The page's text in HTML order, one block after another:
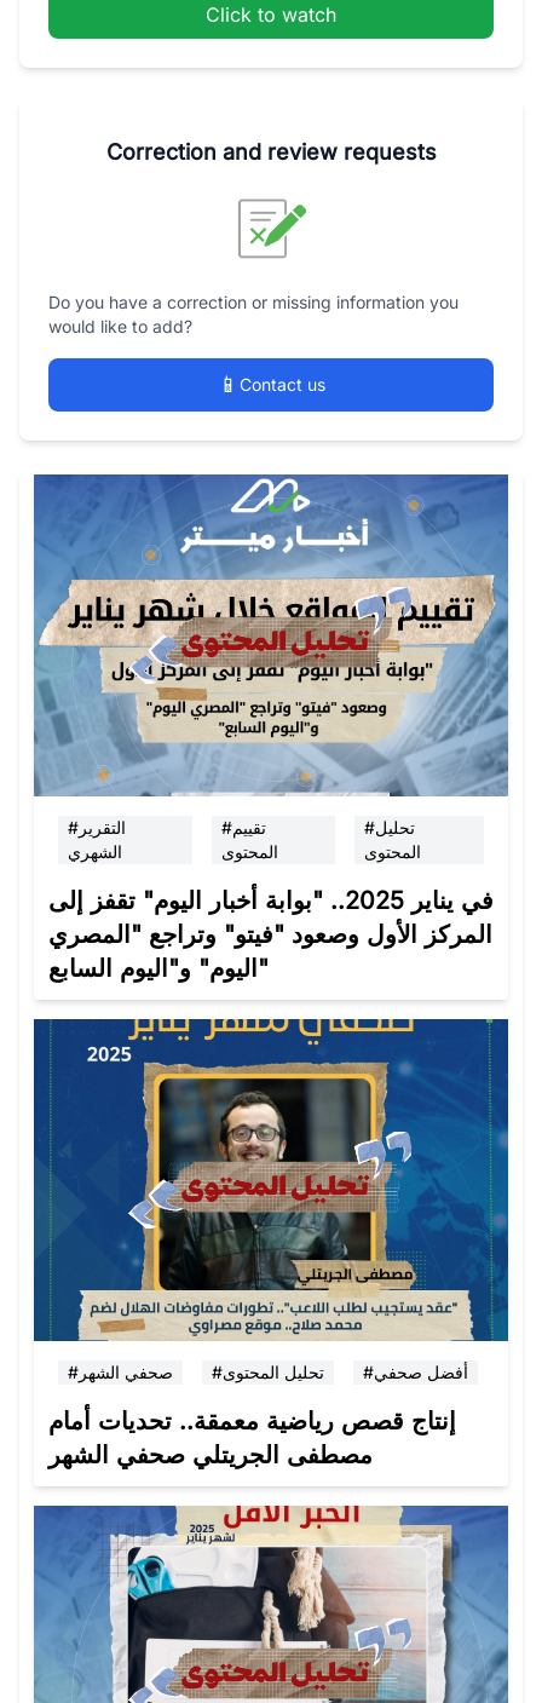
Click to watch
Correction and review requests
Do you have a correction or missing information you
would like to add?
📱 Contact us
#التقرير
الشهري
#تقييم
المحتوى
#تحليل
المحتوى
في يناير 2025.. "بوابة أخبار اليوم" تقفز إلى
المركز الأول وصعود "فيتو" وتراجع "المصري
اليوم" و"اليوم السابع"
#صحفي الشهر #تحليل المحتوى #أفضل صحفي
إنتاج قصص رياضية معمقة.. تحديات أمام
مصطفى الجريتلي صحفي الشهر